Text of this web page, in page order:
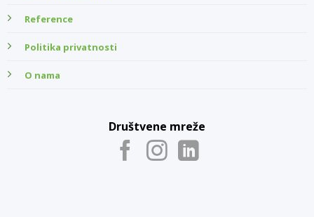
Reference
Politika privatnosti
O nama
Društvene mreže